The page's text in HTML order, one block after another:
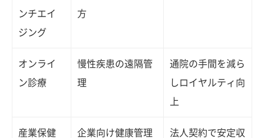
ンチエイ
ジング
方
オンライ
ン診療
慢性疾患の遠隔管
理
通院の手間を減ら
しロイヤルティ向
上
産業保健
企業向け健康管理
法人契約で安定収